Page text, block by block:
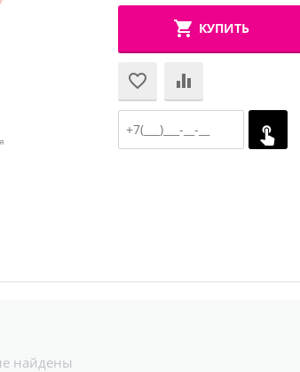
КУПИТЬ
найдены